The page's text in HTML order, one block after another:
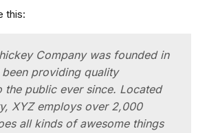
this:
Company was founded in
been providing quality
the public ever since. Located
XYZ employs over 2,000
all kinds of awesome things